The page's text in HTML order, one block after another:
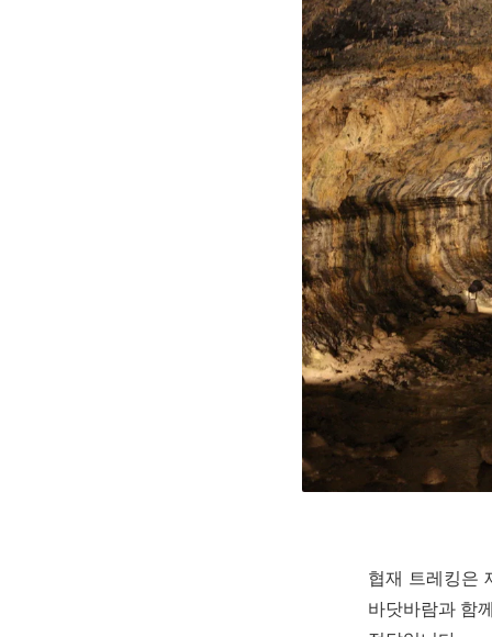
협재 트레킹은
바닷바람과 함